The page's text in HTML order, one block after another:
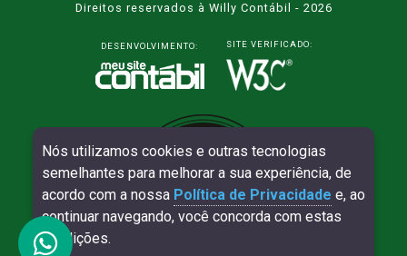
Direitos reservados à Willy Contábil - 2026
DESENVOLVIMENTO: SITE VERIFICADO:
Nós utilizamos cookies e outras tecnologias
semelhantes para melhorar a sua experiência, de
acordo com a nossa Política de Privacidade e, ao
continuar navegando, você concorda com estas
condições.